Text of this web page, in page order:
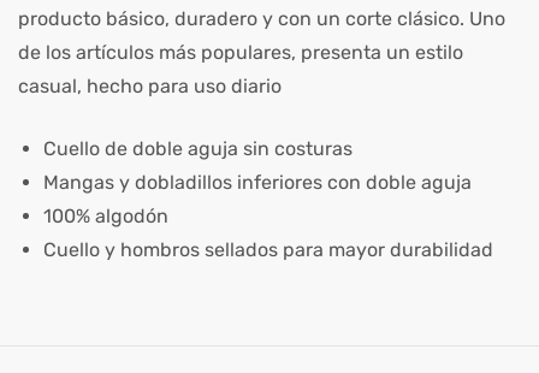
producto básico, duradero y con un corte clásico. Uno
de los artículos más populares, presenta un estilo
casual, hecho para uso diario
Cuello de doble aguja sin costuras
Mangas y dobladillos inferiores con doble aguja
100% algodón
Cuello y hombros sellados para mayor durabilidad